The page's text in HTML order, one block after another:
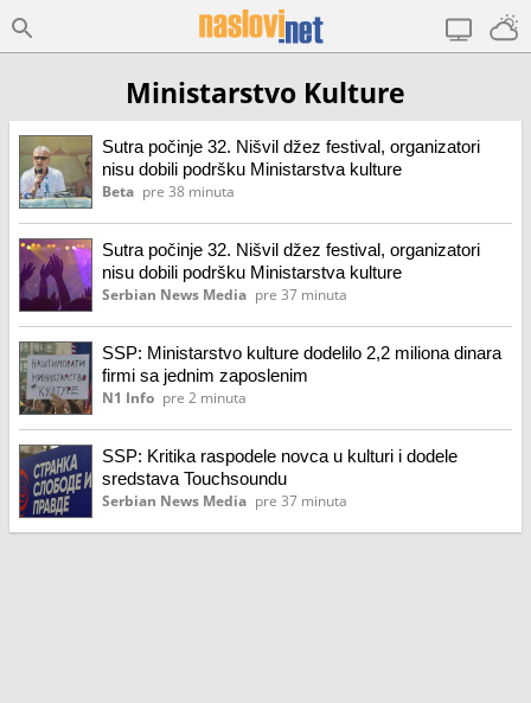
Ministarstvo Kulture
Sutra počinje 32. Nišvil džez festival, organizatori
nisu dobili podršku Ministarstva kulture
Beta pre 38 minuta
Sutra počinje 32. Nišvil džez festival, organizatori
nisu dobili podršku Ministarstva kulture
Serbian News Media pre 37 minuta
SSP: Ministarstvo kulture dodelilo 2,2 miliona dinara
firmi sa jednim zaposlenim
N1 Info pre 2 minuta
SSP: Kritika raspodele novca u kulturi i dodele
sredstava Touchsoundu
Serbian News Media pre 37 minuta